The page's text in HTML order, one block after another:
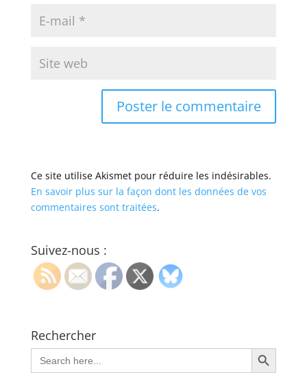
Ce site utilise Akismet pour réduire les indésirables.
En savoir plus sur la façon dont les données de vos
commentaires sont traitées.
Suivez-nous :
Rechercher
Search
for:
Search Button